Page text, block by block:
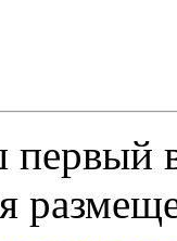
первый